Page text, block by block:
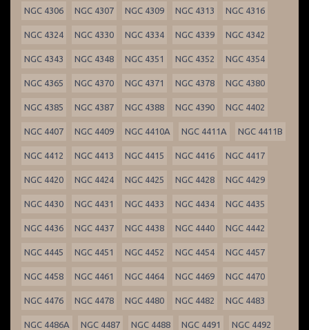
NGC 4306 NGC 4307 NGC 4309 NGC 4313 NGC 4316
NGC 4324 NGC 4330 NGC 4334 NGC 4339 NGC 4342
NGC 4343 NGC 4348 NGC 4351 NGC 4352 NGC 4354
NGC 4365 NGC 4370 NGC 4371 NGC 4378 NGC 4380
NGC 4385 NGC 4387 NGC 4388 NGC 4390 NGC 4402
NGC 4407 NGC 4409 NGC 4410A NGC 4411A NGC 4411B
NGC 4412 NGC 4413 NGC 4415 NGC 4416 NGC 4417
NGC 4420 NGC 4424 NGC 4425 NGC 4428 NGC 4429
NGC 4430 NGC 4431 NGC 4433 NGC 4434 NGC 4435
NGC 4436 NGC 4437 NGC 4438 NGC 4440 NGC 4442
NGC 4445 NGC 4451 NGC 4452 NGC 4454 NGC 4457
NGC 4458 NGC 4461 NGC 4464 NGC 4469 NGC 4470
NGC 4476 NGC 4478 NGC 4480 NGC 4482 NGC 4483
NGC 4486A NGC 4487 NGC 4488 NGC 4491 NGC 4492